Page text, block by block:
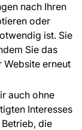
nach Ihren
oder
ist. Sie
Sie das
Website erneut
auch ohne
Interesses
die